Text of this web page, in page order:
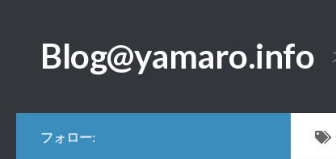
Blog@yamaro.info
フォロー: